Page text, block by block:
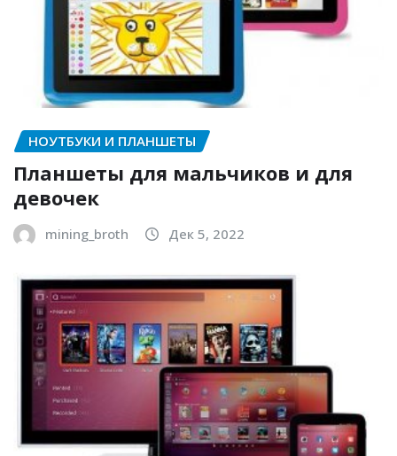
НОУТБУКИ И ПЛАНШЕТЫ
Планшеты для мальчиков и для
девочек
mining_broth Дек 5, 2022